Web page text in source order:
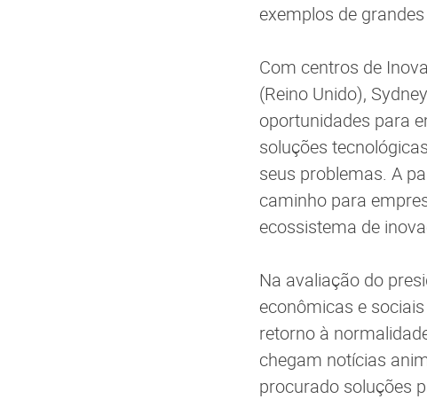
exemplos de
Com centros de
(Reino Unido),
oportunidades para
soluções
seus problemas. A
caminho para
ecossistema de
Na avaliação do
econômicas e
retorno à
chegam notícias
procurado soluções